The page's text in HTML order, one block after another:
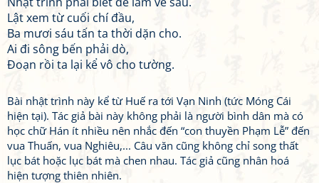
Lật xem từ cuối chí đầu,
Ba mươi sáu tấn ta thời dặn cho.
Ai đi sông bến phải dò,
Đoạn rồi ta lại kể vô cho tường.
Bài nhật trình này kể từ Huế ra tới Vạn Ninh (tức Móng Cái
hiện tại). Tác giả bài này không phải là người bình dân mà có
học chữ Hán ít nhiều nên nhắc đến “con thuyền Phạm Lễ” đến
vua Thuấn, vua Nghiêu,... Câu văn cũng không chỉ song thất
lục bát hoặc lục bát mà chen nhau. Tác giả cũng nhân hoá
hiện tượng thiên nhiên.